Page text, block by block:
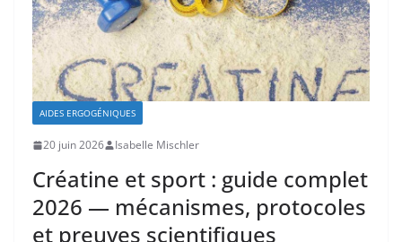
AIDES ERGOGÉNIQUES
20 juin 2026 Isabelle Mischler
Créatine et sport : guide complet
2026 — mécanismes, protocoles
et preuves scientifiques